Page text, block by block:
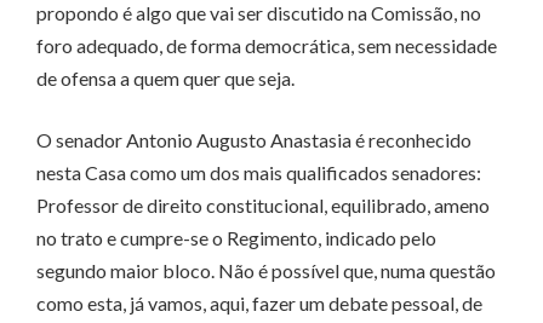
propondo é algo que vai ser discutido na Comissão, no
foro adequado, de forma democrática, sem necessidade
de ofensa a quem quer que seja.
O senador Antonio Augusto Anastasia é reconhecido
nesta Casa como um dos mais qualificados senadores:
Professor de direito constitucional, equilibrado, ameno
no trato e cumpre-se o Regimento, indicado pelo
segundo maior bloco. Não é possível que, numa questão
como esta, já vamos, aqui, fazer um debate pessoal, de